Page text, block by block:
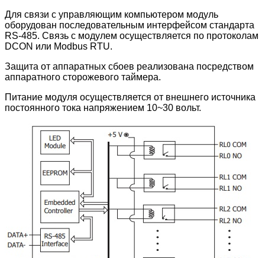
Для связи с управляющим компьютером модуль
оборудован последовательным интерфейсом стандарта
RS-485. Связь с модулем осуществляется по протоколам
DCON или Modbus RTU.
Защита от аппаратных сбоев реализована посредством
аппаратного сторожевого таймера.
Питание модуля осуществляется от внешнего источника
постоянного тока напряжением 10~30 вольт.